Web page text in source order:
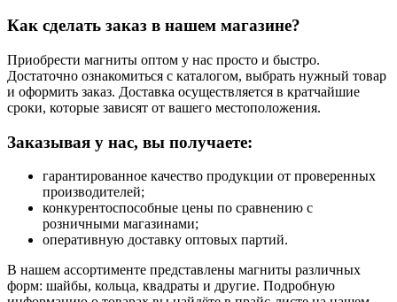
Как сделать заказ в нашем магазине?
Приобрести магниты оптом у нас просто и быстро.
Достаточно ознакомиться с каталогом, выбрать нужный товар
и оформить заказ. Доставка осуществляется в кратчайшие
сроки, которые зависят от вашего местоположения.
Заказывая у нас, вы получаете:
гарантированное качество продукции от проверенных
производителей;
конкурентоспособные цены по сравнению с
розничными магазинами;
оперативную доставку оптовых партий.
В нашем ассортименте представлены магниты различных
форм: шайбы, кольца, квадраты и другие. Подробную